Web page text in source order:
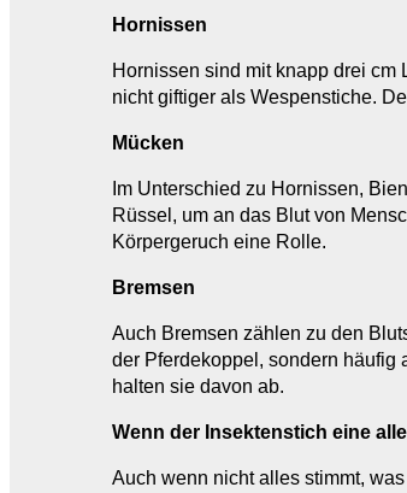
Hornissen
Hornissen sind mit knapp drei cm
nicht giftiger als Wespenstiche.
Mücken
Im Unterschied zu Hornissen,
Rüssel, um an das Blut von
Körpergeruch eine Rolle.
Bremsen
Auch Bremsen zählen zu den
der Pferdekoppel, sondern häufig
halten sie davon ab.
Wenn der Insektenstich eine
Auch wenn nicht alles stimmt,